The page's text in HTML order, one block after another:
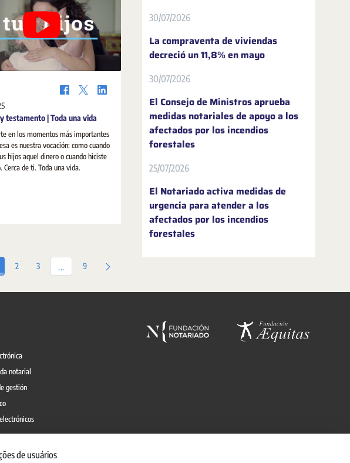
testamento | Toda una vida
en los momentos más importantes
es nuestra vocación: como cuando
hijos aquel dinero o cuando hiciste
testamento. Cerca de ti. Toda una vida.
Página
2 Página
3 ... Páginas intermediárias Usar ABA para navegar.
Página
9
30/07/2026
La compraventa de viviendas
decreció un 11,8% en mayo
30/07/2026
El Consejo de Ministros aprueba
medidas notariales de apoyo a los
afectados por los incendios
forestales
25/07/2026
El Notariado activa medidas de
urgencia para atender a los
afectados por los incendios
forestales
notarial
gestión
de usuários